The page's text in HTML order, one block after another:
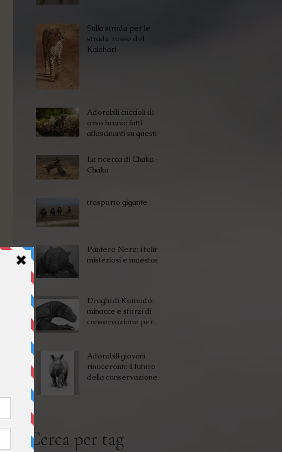
Sulla strada per le
strade rosse del
Kalahari
Adorabili cuccioli di
orso bruno: fatti
affascinanti su questi
La ricerca di Chaka -
Chaka
trasporto gigante
Pantere Nere: i felini
misteriosi e maestosi
Draghi di Komodo:
minacce e sforzi di
conservazione per
Adorabili giovani
rinoceronti: il futuro
della conservazione
Cerca per tag